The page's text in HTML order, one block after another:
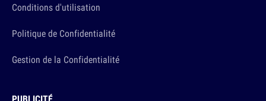
Conditions d'utilisation
Politique de Confidentialité
Gestion de la Confidentialité